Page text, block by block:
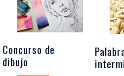
Concurso de
dibujo